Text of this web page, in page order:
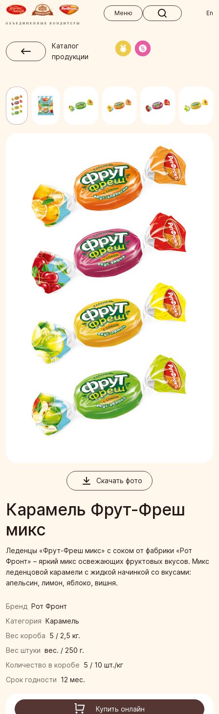
Меню
En
Каталог
продукции
Скачать фото
Карамель Фрут-Фреш
микс
Леденцы «Фрут-Фреш микс» с соком от фабрики «Рот
Фронт» – яркий микс освежающих фруктовых вкусов. Микс
леденцовой карамели с жидкой начинкой со вкусами:
апельсин, лимон, яблоко, вишня.
Бренд Рот Фронт
Категория Карамель
Вес короба 5 / 2,5 кг.
Вес штуки вес. / 250 г.
Количество в коробе 5 / 10 шт./кг
Срок годности 12 мес.
Купить онлайн